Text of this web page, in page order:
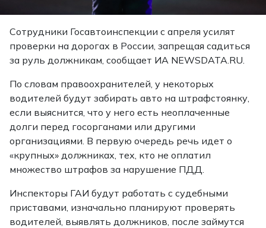
Сотрудники Госавтоинспекции с апреля усилят
проверки на дорогах в России, запрещая садиться
за руль должникам, сообщает ИА NEWSDATA.RU.
По словам правоохранителей, у некоторых
водителей будут забирать авто на штрафстоянку,
если выяснится, что у него есть неоплаченные
долги перед госорганами или другими
организациями. В первую очередь речь идет о
«крупных» должниках, тех, кто не оплатил
множество штрафов за нарушение ПДД.
Инспекторы ГАИ будут работать с судебными
приставами, изначально планируют проверять
водителей, выявлять должников, после займутся